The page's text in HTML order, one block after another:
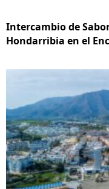
Intercambio de
Hondarribia en el